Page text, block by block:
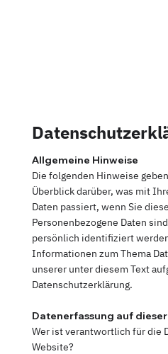
Allgemeine Hinweise
Die folgenden Hinweise
Überblick darüber, was mit
Daten passiert, wenn Sie
Personenbezogene Daten
persönlich identifiziert
Informationen zum Thema
unserer unter diesem Text
Datenschutzerklärung.
Datenerfassung auf
Wer ist verantwortlich für die
Website?